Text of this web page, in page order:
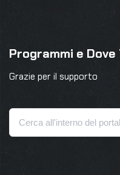
Programmi e Dove
Grazie per il supporto